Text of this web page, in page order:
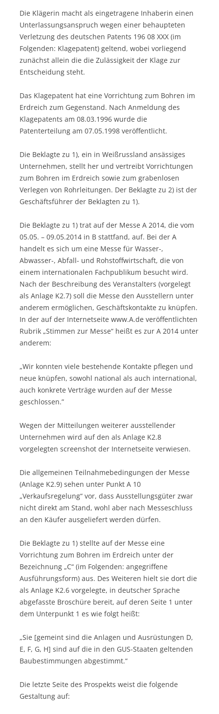
Die Klägerin macht als eingetragene Inhaberin einen
Unterlassungsanspruch wegen einer behaupteten
Verletzung des deutschen Patents 196 08 XXX (im
Folgenden: Klagepatent) geltend, wobei vorliegend
zunächst allein die die Zulässigkeit der Klage zur
Entscheidung steht.
Das Klagepatent hat eine Vorrichtung zum Bohren im
Erdreich zum Gegenstand. Nach Anmeldung des
Klagepatents am 08.03.1996 wurde die
Patenterteilung am 07.05.1998 veröffentlicht.
Die Beklagte zu 1), ein in Weißrussland ansässiges
Unternehmen, stellt her und vertreibt Vorrichtungen
zum Bohren im Erdreich sowie zum grabenlosen
Verlegen von Rohrleitungen. Der Beklagte zu 2) ist der
Geschäftsführer der Beklagten zu 1).
Die Beklagte zu 1) trat auf der Messe A 2014, die vom
05.05. – 09.05.2014 in B stattfand, auf. Bei der A
handelt es sich um eine Messe für Wasser-,
Abwasser-, Abfall- und Rohstoffwirtschaft, die von
einem internationalen Fachpublikum besucht wird.
Nach der Beschreibung des Veranstalters (vorgelegt
als Anlage K2.7) soll die Messe den Ausstellern unter
anderem ermöglichen, Geschäftskontakte zu knüpfen.
In der auf der Internetseite www.A.de veröffentlichten
Rubrik „Stimmen zur Messe“ heißt es zur A 2014 unter
anderem:
„Wir konnten viele bestehende Kontakte pflegen und
neue knüpfen, sowohl national als auch international,
auch konkrete Verträge wurden auf der Messe
geschlossen.”
Wegen der Mitteilungen weiterer ausstellender
Unternehmen wird auf den als Anlage K2.8
vorgelegten screenshot der Internetseite verwiesen.
Die allgemeinen Teilnahmebedingungen der Messe
(Anlage K2.9) sehen unter Punkt A 10
„Verkaufsregelung“ vor, dass Ausstellungsgüter zwar
nicht direkt am Stand, wohl aber nach Messeschluss
an den Käufer ausgeliefert werden dürfen.
Die Beklagte zu 1) stellte auf der Messe eine
Vorrichtung zum Bohren im Erdreich unter der
Bezeichnung „C“ (im Folgenden: angegriffene
Ausführungsform) aus. Des Weiteren hielt sie dort die
als Anlage K2.6 vorgelegte, in deutscher Sprache
abgefasste Broschüre bereit, auf deren Seite 1 unter
dem Unterpunkt 1 es wie folgt heißt:
„Sie [gemeint sind die Anlagen und Ausrüstungen D,
E, F, G, H] sind auf die in den GUS-Staaten geltenden
Baubestimmungen abgestimmt.“
Die letzte Seite des Prospekts weist die folgende
Gestaltung auf: